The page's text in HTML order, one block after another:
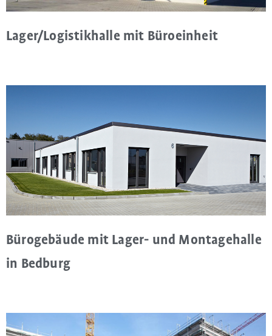
Lager/Logistikhalle mit Büroeinheit
Bürogebäude mit Lager- und Montagehalle
in Bedburg